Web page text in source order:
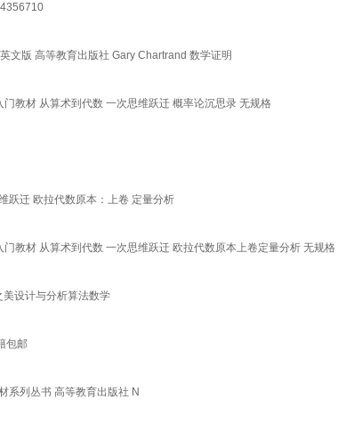
文版 高等教育出版社 Gary Chartrand 数学证明
教材 从算术到代数 一次思维跃迁 概率论沉思录 无规格
跃迁 欧拉代数原本：上卷 定量分析
教材 从算术到代数 一次思维跃迁 欧拉代数原本上卷定量分析 无规格
设计与分析算法数学
包邮
系列丛书 高等教育出版社 N